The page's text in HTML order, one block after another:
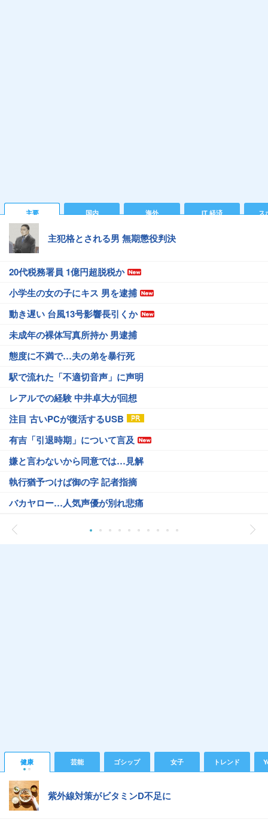
主要 国内 海外 IT 経済 ス
主犯格とされる男 無期懲役判決
20代税務署員 1億円超脱税か
小学生の女の子にキス 男を逮捕
動き遅い 台風13号影響長引くか
未成年の裸体写真所持か 男逮捕
態度に不満で…夫の弟を暴行死
駅で流れた「不適切音声」に声明
レアルでの経験 中井卓大が回想
注目 古いPCが復活するUSB
有吉「引退時期」について言及
嫌と言わないから同意では…見解
執行猶予つけば御の字 記者指摘
バカヤロー…人気声優が別れ悲痛
健康 芸能 ゴシップ 女子 トレンド
紫外線対策がビタミンD不足に